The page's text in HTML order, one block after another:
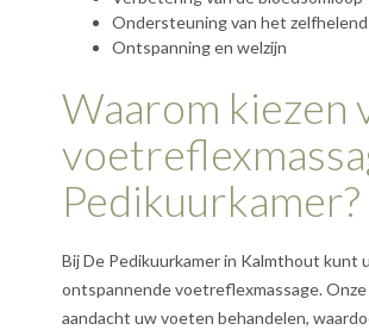
Ondersteuning van het
Ontspanning en welzijn
Waarom kiezen
Pedikuurkamer?
Bij De Pedikuurkamer in Kalmthout kunt
ontspannende voetreflexmassage.
aandacht uw voeten behandelen,